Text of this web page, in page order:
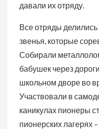
давали их отряду.
Все отряды
звенья, которые
Собирали
бабушек через
школьном дворе во
Участвовали в
каникулах пионеры
пионерских лагерях